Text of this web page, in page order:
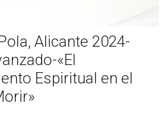
Alicante 2024-
«El
Espiritual en el